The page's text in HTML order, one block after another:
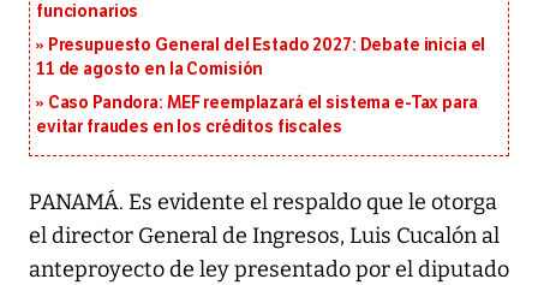
funcionarios
Presupuesto General del Estado 2027: Debate inicia el
11 de agosto en la Comisión
Caso Pandora: MEF reemplazará el sistema e-Tax para
evitar fraudes en los créditos fiscales
PANAMÁ. Es evidente el respaldo que le otorga
el director General de Ingresos, Luis Cucalón al
anteproyecto de ley presentado por el diputado